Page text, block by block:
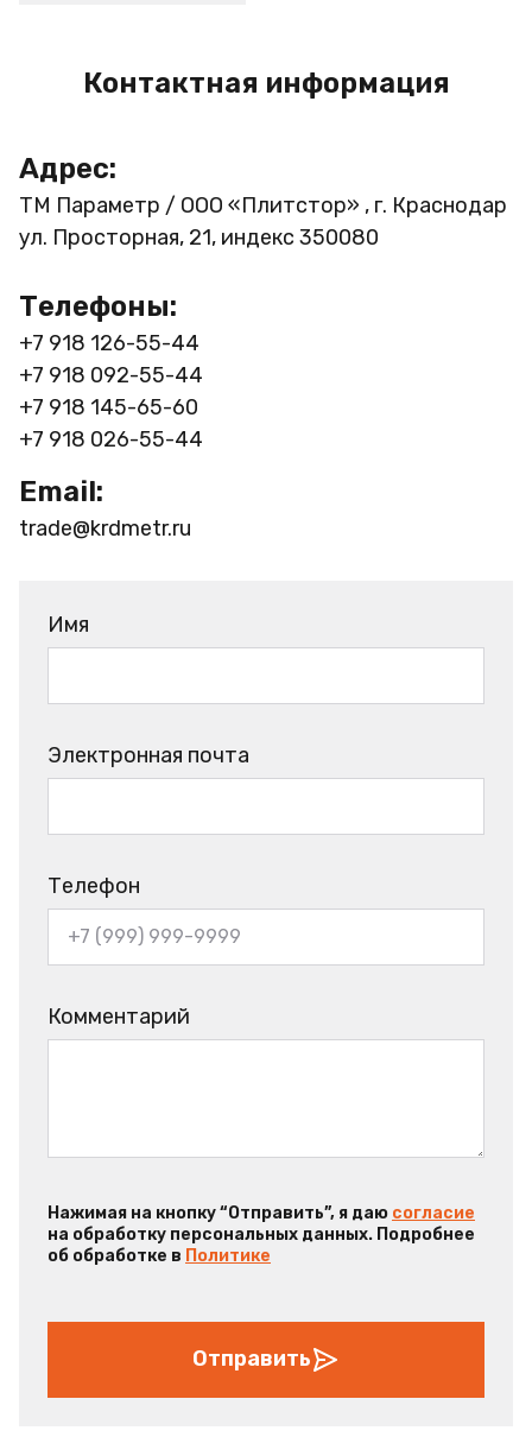
Контактная информация
Адрес:
ТМ Параметр / ООО «Плитстор» , г. Краснодар
ул. Просторная, 21, индекс 350080
Телефоны:
+7 918 126-55-44
+7 918 092-55-44
+7 918 145-65-60
+7 918 026-55-44
Email:
trade@krdmetr.ru
Имя
Электронная почта
Телефон
Комментарий
Нажимая на кнопку “Отправить”, я даю согласие
на обработку персональных данных. Подробнее
об обработке в Политике
Отправить